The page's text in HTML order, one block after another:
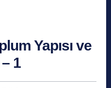
Yapısı ve
1